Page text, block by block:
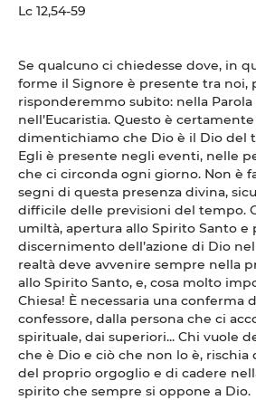
Lc 12,54-59
Se qualcuno ci chiedesse dove, in
forme il Signore è presente tra noi,
risponderemmo subito: nella Parola
nell’Eucaristia. Questo è
dimentichiamo che Dio è il Dio del
Egli è presente negli eventi, nelle
che ci circonda ogni giorno. Non è
segni di questa presenza divina,
difficile delle previsioni del tempo.
umiltà, apertura allo Spirito Santo e
discernimento dell’azione di Dio
realtà deve avvenire sempre nella
allo Spirito Santo, e, cosa molto
Chiesa! È necessaria una conferma
confessore, dalla persona che ci
spirituale, dai superiori... Chi vuole
che è Dio e ciò che non lo è,
del proprio orgoglio e di cadere
spirito che sempre si oppone a Dio.